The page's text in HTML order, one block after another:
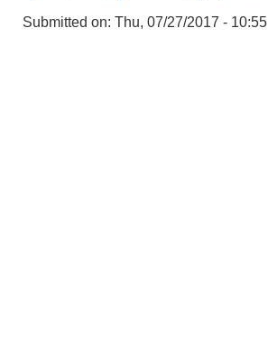
Submitted on: Thu, 07/27/2017 - 10:55